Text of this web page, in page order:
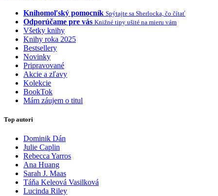
Knihomoľský pomocník Spýtajte sa Sherlocka, čo čítať
Odporúčame pre vás Knižné tipy ušité na mieru vám
Všetky knihy
Knihy roka 2025
Bestsellery
Novinky
Pripravované
Akcie a zľavy
Kolekcie
BookTok
Mám záujem o titul
Top autori
Dominik Dán
Julie Caplin
Rebecca Yarros
Ana Huang
Sarah J. Maas
Táňa Keleová Vasilková
Lucinda Riley